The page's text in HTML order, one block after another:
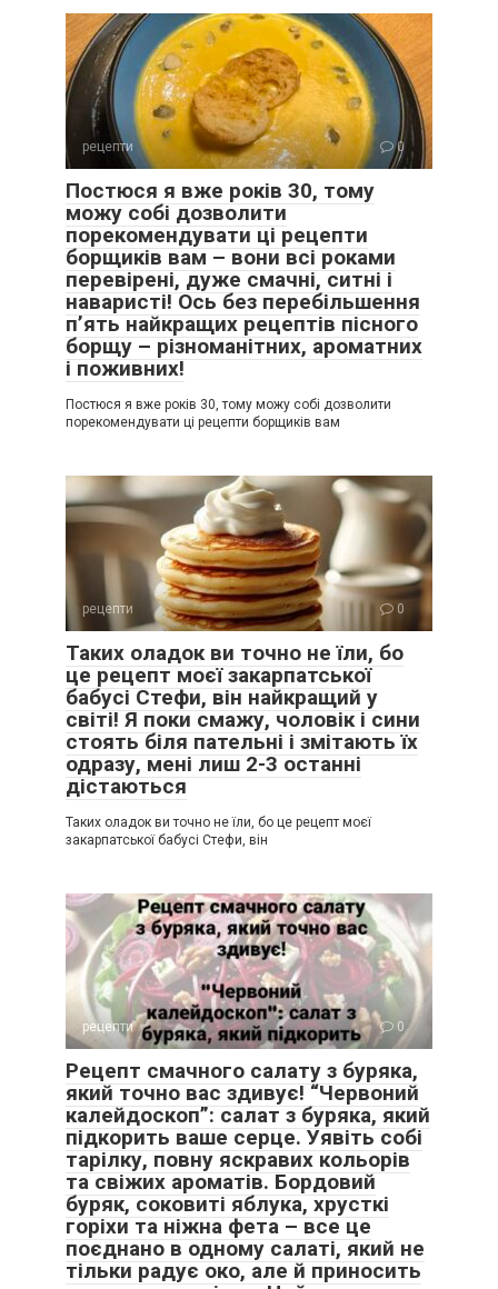
рецепти 0
Постюся я вже років 30, тому
можу собі дозволити
порекомендувати ці рецепти
борщиків вам – вони всі роками
перевірені, дуже смачні, ситні і
наваристі! Ось без перебільшення
п’ять найкращих рецептів пісного
борщу – різноманітних, ароматних
і поживних!
Постюся я вже років 30, тому можу собі дозволити
порекомендувати ці рецепти борщиків вам
рецепти 0
Таких оладок ви точно не їли, бо
це рецепт моєї закарпатської
бабусі Стефи, він найкращий у
світі! Я поки смажу, чоловік і сини
стоять біля пательні і змітають їх
одразу, мені лиш 2-3 останні
дістаються
Таких оладок ви точно не їли, бо це рецепт моєї
закарпатської бабусі Стефи, він
рецепти 0
Рецепт смачного салату з буряка,
який точно вас здивує! “Червоний
калейдоскоп”: салат з буряка, який
підкорить ваше серце. Уявіть собі
тарілку, повну яскравих кольорів
та свіжих ароматів. Бордовий
буряк, соковиті яблука, хрусткі
горіхи та ніжна фета – все це
поєднано в одному салаті, який не
тільки радує око, але й приносить